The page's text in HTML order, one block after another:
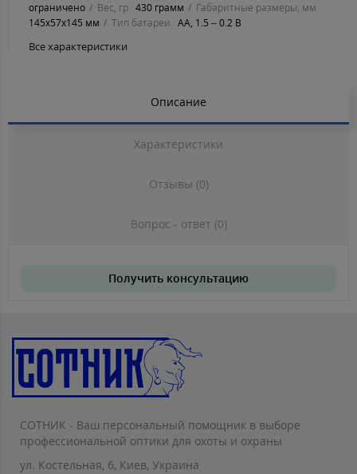
ограничено
Вес, гр 430 грамм
Габаритные размеры, мм
145х57х145 мм
Тип батареи AA, 1.5 – 0.2 B
Все характеристики
Описание
Характеристики
Отзывы (0)
Вопрос - ответ (0)
Получить консультацию
СОТНИК - Ваш персональный помощник в выборе
профессиональной оптики для охоты и охраны
ул. Костельная, 6, Киев, Украина